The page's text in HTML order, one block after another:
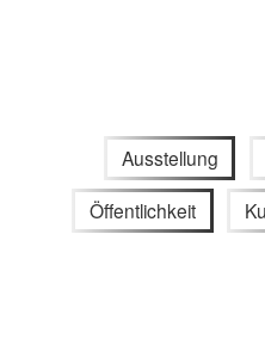
Ausstellung
Öffentlichkeit